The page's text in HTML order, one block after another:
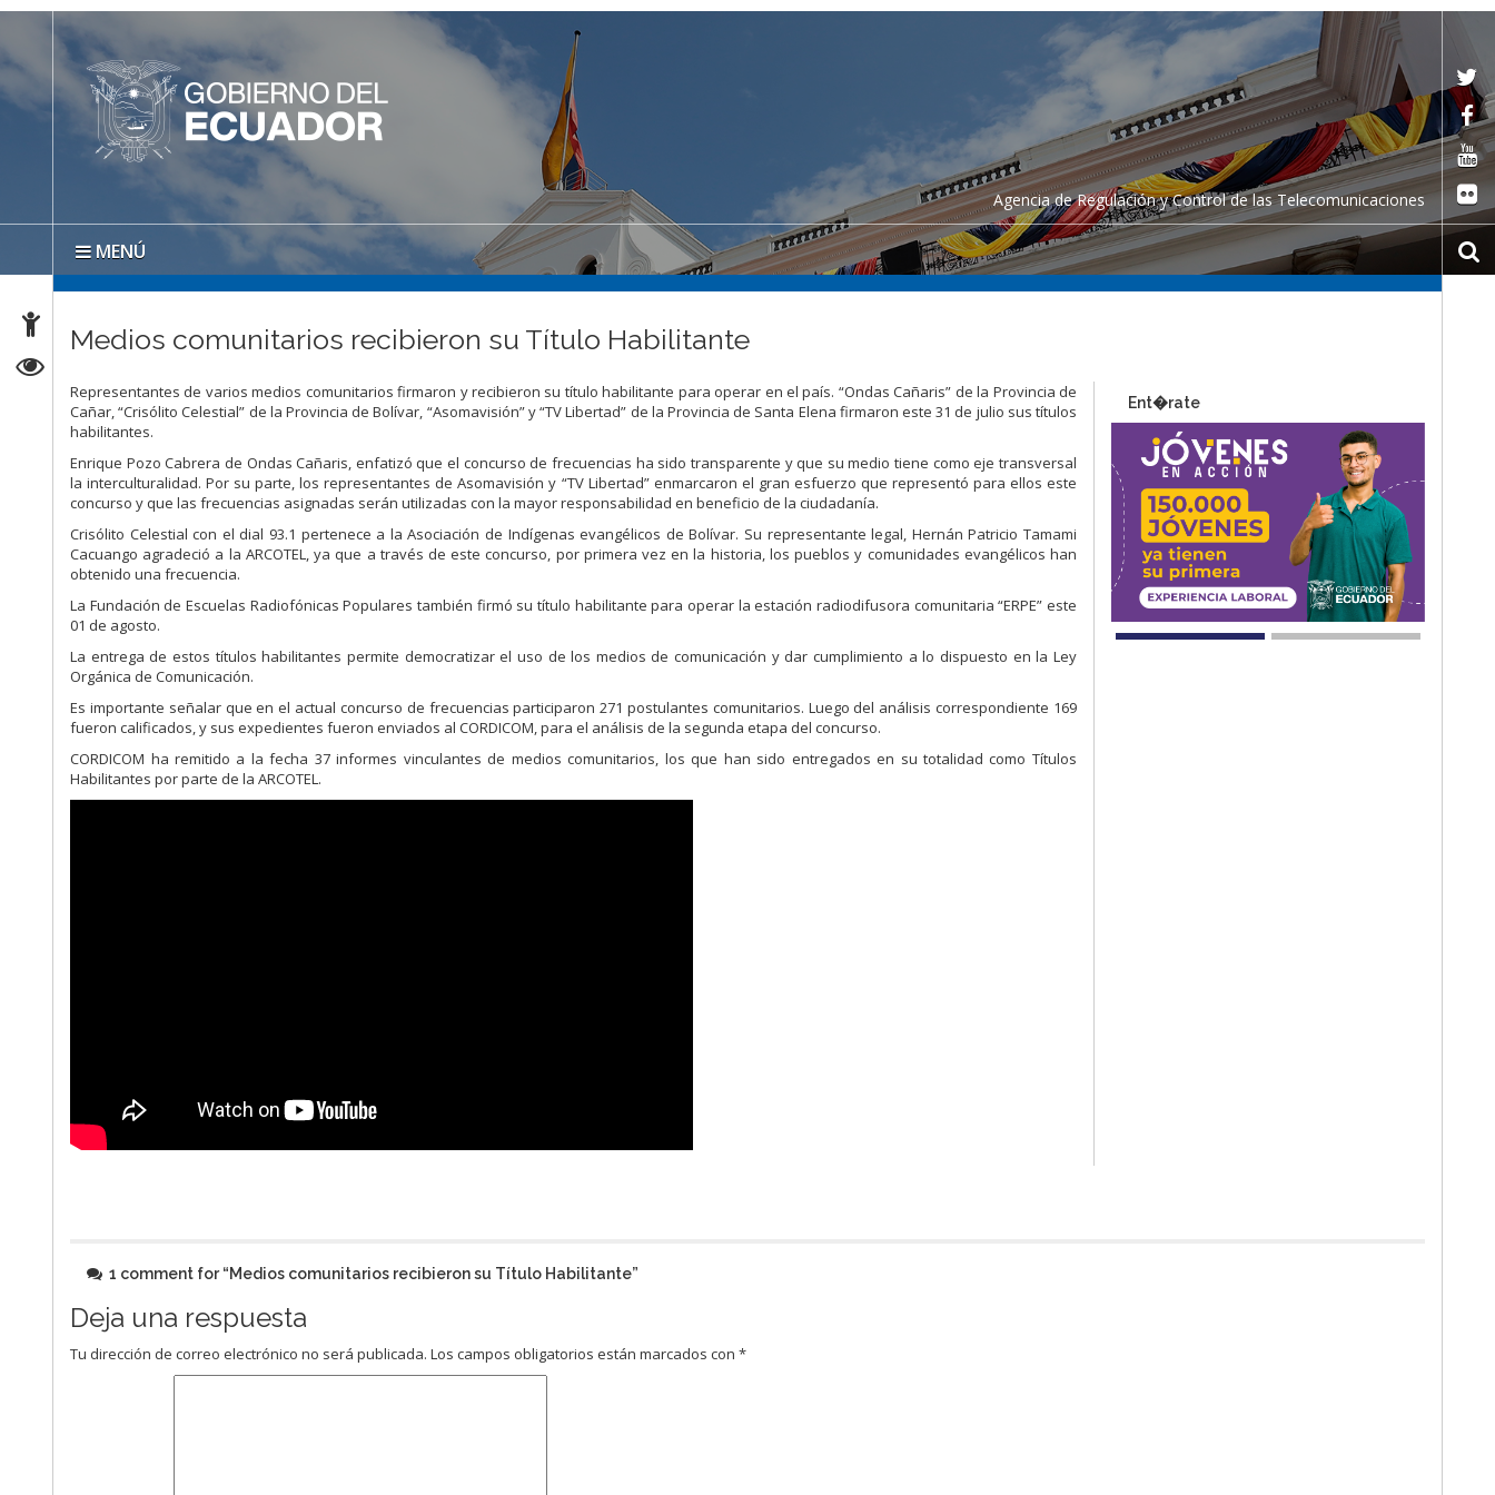
Agencia de Regulación y Control de las Telecomunicaciones
MENÚ
Medios comunitarios recibieron su Título Habilitante
Representantes de varios medios comunitarios firmaron y recibieron su título habilitante para operar en el país. “Ondas Cañaris” de la Provincia de
Cañar, “Crisólito Celestial” de la Provincia de Bolívar, “Asomavisión” y “TV Libertad” de la Provincia de Santa Elena firmaron este 31 de julio sus títulos
habilitantes.
Enrique Pozo Cabrera de Ondas Cañaris, enfatizó que el concurso de frecuencias ha sido transparente y que su medio tiene como eje transversal
la interculturalidad. Por su parte, los representantes de Asomavisión y “TV Libertad” enmarcaron el gran esfuerzo que representó para ellos este
concurso y que las frecuencias asignadas serán utilizadas con la mayor responsabilidad en beneficio de la ciudadanía.
Crisólito Celestial con el dial 93.1 pertenece a la Asociación de Indígenas evangélicos de Bolívar. Su representante legal, Hernán Patricio Tamami
Cacuango agradeció a la ARCOTEL, ya que a través de este concurso, por primera vez en la historia, los pueblos y comunidades evangélicos han
obtenido una frecuencia.
La Fundación de Escuelas Radiofónicas Populares también firmó su título habilitante para operar la estación radiodifusora comunitaria “ERPE” este
01 de agosto.
La entrega de estos títulos habilitantes permite democratizar el uso de los medios de comunicación y dar cumplimiento a lo dispuesto en la Ley
Orgánica de Comunicación.
Es importante señalar que en el actual concurso de frecuencias participaron 271 postulantes comunitarios. Luego del análisis correspondiente 169
fueron calificados, y sus expedientes fueron enviados al CORDICOM, para el análisis de la segunda etapa del concurso.
CORDICOM ha remitido a la fecha 37 informes vinculantes de medios comunitarios, los que han sido entregados en su totalidad como Títulos
Habilitantes por parte de la ARCOTEL.
Ent�rate
1 comment for “Medios comunitarios recibieron su Título Habilitante”
Deja una respuesta
Tu dirección de correo electrónico no será publicada. Los campos obligatorios están marcados con*